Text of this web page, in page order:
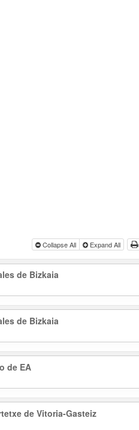
Collapse All Expand All
de Bizkaia
de Bizkaia
de EA
de Vitoria-Gasteiz